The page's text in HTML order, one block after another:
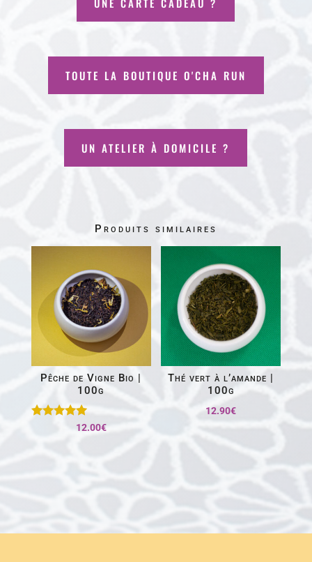
TOUTE LA BOUTIQUE O'CHA RUN
UN ATELIER À DOMICILE ?
Produits similaires
Pêche de Vigne Bio |
100g
12.00€
Thé vert à l’amande |
100g
12.90€